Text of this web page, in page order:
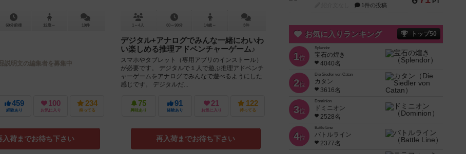
60分前後 12歳～ 10件
説明文の編集者を募集中
459
経験あり
100
お気に入り
234
持ってる
入荷までお待ち下さい
1～4人 60～90分 14歳～ 3件
デジタル+アナログでみんな一緒にわいわ
い楽しめる推理アドベンチャーゲーム♪
スマホやタブレット（専用アプリのインストール）
が必要です。 デジタルで１人で遊ぶ推理アドベンチ
ャーゲームをアナログでみんなで遊べるようにした
感じです。 デジタルだ...
75
興味あり
91
経験あり
21
お気に入り
122
持ってる
再入荷までお待ち下さい
1件の投稿
お気に入りランキング トップ50
1位
Splendor
宝石の煌き
4040名
2位
Die Siedler von Catan
カタン
3616名
3位
Dominion
ドミニオン
2528名
4位
Battle Line
バトルライン
2377名